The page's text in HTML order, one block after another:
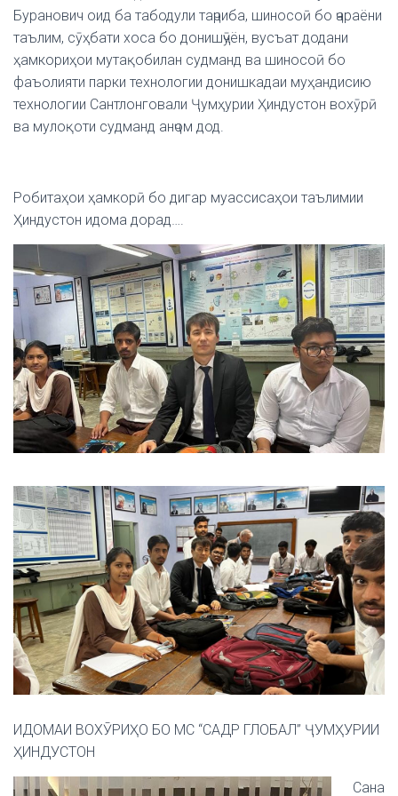
Буранович оид ба табодули таҷриба, шиносоӣ бо ҷараёни
таълим, сӯҳбати хоса бо донишҷӯён, вусъат додани
ҳамкориҳои мутақобилан судманд ва шиносоӣ бо
фаъолияти парки технологии донишкадаи муҳандисию
технологии Сантлонговали Ҷумҳурии Ҳиндустон вохӯрӣ
ва мулоқоти судманд анҷом дод.
Робитаҳои ҳамкорӣ бо дигар муассисаҳои таълимии
Ҳиндустон идома дорад….
ИДОМАИ ВОХӮРИҲО БО МС “САДР ГЛОБАЛ” ҶУМҲУРИИ
ҲИНДУСТОН
Сана